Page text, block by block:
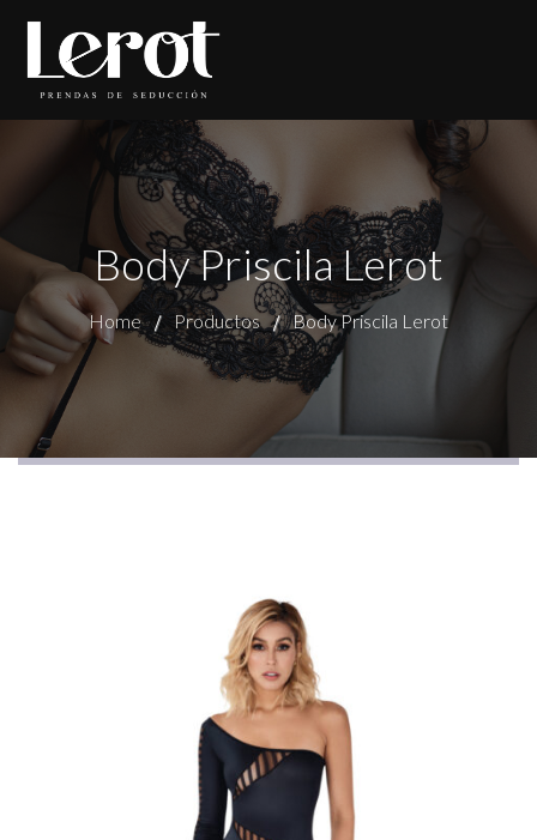
Body Priscila Lerot
Home Productos Body Priscila Lerot